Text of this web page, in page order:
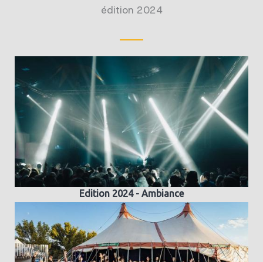
édition 2024
Edition 2024 - Ambiance